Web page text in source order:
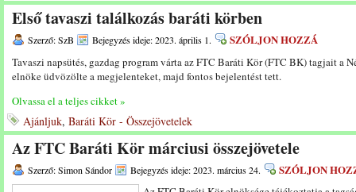
Első tavaszi találkozás baráti körben
Szerző: SzB Bejegyzés ideje: 2023. április 1. SZÓLJON HOZZÁ
Tavaszi napsütés, gazdag program várta az FTC Baráti Kör (FTC BK) tagjait a
elnöke üdvözölte a megjelenteket, majd fontos bejelentést tett.
Olvassa el a teljes cikket »
Ajánljuk, Baráti Kör - Összejövetelek
Az FTC Baráti Kör márciusi összejövetele
Szerző: Simon Sándor Bejegyzés ideje: 2023. március 24. SZÓLJON